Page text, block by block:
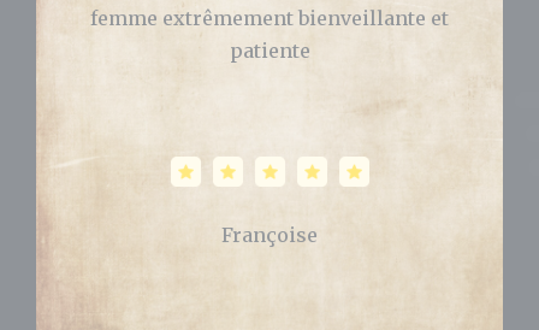
prédit s’est bien passé ! Je vous la
Célia